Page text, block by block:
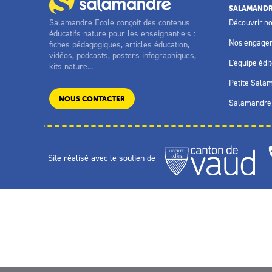
Salamandre Ecole conçoit des contenus
éducatifs nature pour les enseignant·e·s :
fiches pédagogiques, articles éducation,
vidéos, podcasts, posters infographiques,
kits nature...
NOUS CONTACTER
Découvrir
Nos
L'équipe
Petite
Site réalisé avec le soutien de